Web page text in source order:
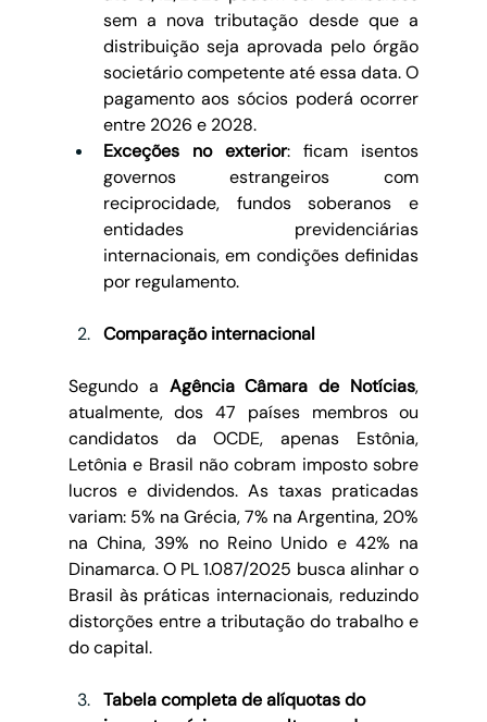
sem a nova tributação desde que a
distribuição seja aprovada pelo órgão
societário competente até essa data. O
pagamento aos sócios poderá ocorrer
entre 2026 e 2028.
Exceções no exterior: ficam isentos
governos estrangeiros com
reciprocidade, fundos soberanos e
entidades previdenciárias
internacionais, em condições definidas
por regulamento.
Comparação internacional
Segundo a Agência Câmara de Notícias,
atualmente, dos 47 países membros ou
candidatos da OCDE, apenas Estônia,
Letônia e Brasil não cobram imposto sobre
lucros e dividendos. As taxas praticadas
variam: 5% na Grécia, 7% na Argentina, 20%
na China, 39% no Reino Unido e 42% na
Dinamarca. O PL 1.087/2025 busca alinhar o
Brasil às práticas internacionais, reduzindo
distorções entre a tributação do trabalho e
do capital.
Tabela completa de alíquotas do